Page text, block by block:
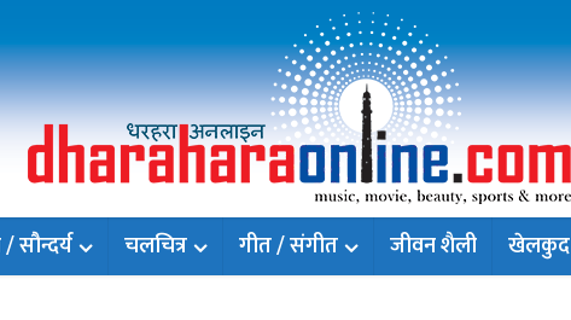
चलचित्र गीत / संगीत जीवन शैली खेलकुद